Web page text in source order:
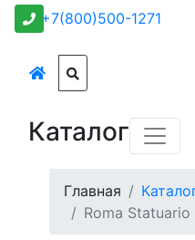
+7(800)500-1271
Каталог
Главная
Roma